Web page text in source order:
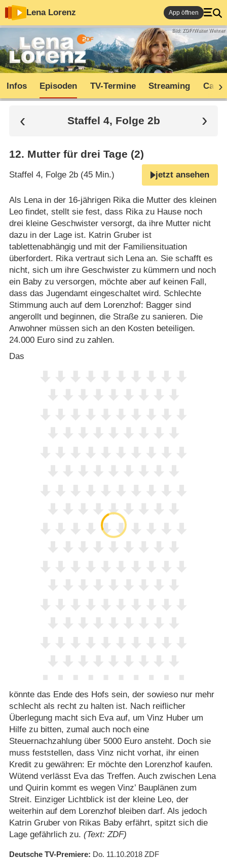
Lena Lorenz App öffnen
Bild: ZDF/Walter Wehner
Infos Episoden TV-Termine Streaming Cast
Staffel 4, Folge 2b
12. Mutter für drei Tage (2)
Staffel 4, Folge 2b (45 Min.) jetzt ansehen
Als Lena in der 16-jährigen Rika die Mutter des kleinen
Leo findet, stellt sie fest, dass Rika zu Hause noch
drei kleine Geschwister versorgt, da ihre Mutter nicht
dazu in der Lage ist. Katrin Gruber ist
tablettenabhängig und mit der Familiensituation
überfordert. Rika vertraut sich Lena an. Sie schafft es
nicht, sich um ihre Geschwister zu kümmern und noch
ein Baby zu versorgen, möchte aber auf keinen Fall,
dass das Jugendamt eingeschaltet wird. Schlechte
Stimmung auch auf dem Lorenzhof: Bagger sind
angerollt und beginnen, die Straße zu sanieren. Die
Anwohner müssen sich an den Kosten beteiligen.
24.000 Euro sind zu zahlen.
Das
könnte das Ende des Hofs sein, der sowieso nur mehr
schlecht als recht zu halten ist. Nach reiflicher
Überlegung macht sich Eva auf, um Vinz Huber um
Hilfe zu bitten, zumal auch noch eine
Steuernachzahlung über 5000 Euro ansteht. Doch sie
muss feststellen, dass Vinz nicht vorhat, ihr einen
Kredit zu gewähren: Er möchte den Lorenzhof kaufen.
Wütend verlässt Eva das Treffen. Auch zwischen Lena
und Quirin kommt es wegen Vinz’ Bauplänen zum
Streit. Einziger Lichtblick ist der kleine Leo, der
weiterhin auf dem Lorenzhof bleiben darf. Als jedoch
Katrin Gruber von Rikas Baby erfährt, spitzt sich die
Lage gefährlich zu. (Text: ZDF)
Deutsche TV-Premiere Do. 11.10.2018 ZDF